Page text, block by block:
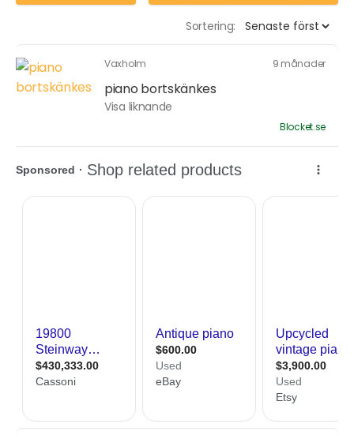
Sortering:
Vaxholm 9 månader
piano bortskänkes
Visa liknande
Blocket.se